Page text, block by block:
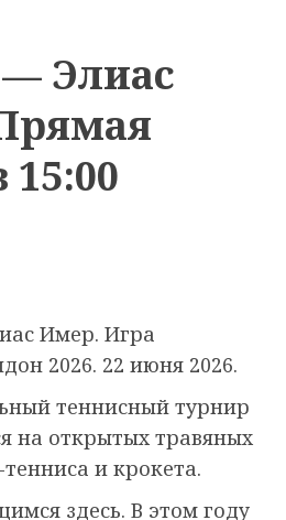
Элиас
15:00
Имер. Игра
2026. 22 июня 2026.
теннисный турнир
на открытых травяных
и крокета.
здесь. В этом году